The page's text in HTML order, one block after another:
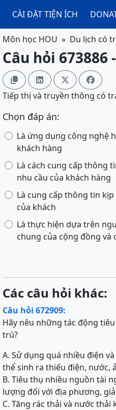
CÀI ĐẶT TIỆN ÍCH
Môn học HOU Du lịch có
Câu hỏi
   
Tiếp thị và truyền thông có
Chọn đáp án:
Là ứng dụng công nghệ
khách hàng
Là cách cung cấp thông
nhu cầu của khách hàng
Là cung cấp thông tin
của khách
Là thực hiện dựa trên
chung của cộng đồng và
Các câu hỏi khác:
Câu hỏi 672909:
Hãy nêu những tác động
trú?
A. Sử dụng quá nhiều điện
thể sinh ra thiếu điện, nước,
B. Tiêu thụ nhiều nguồn tài
lượng đối với địa phương,
C. Tăng rác thải và nước